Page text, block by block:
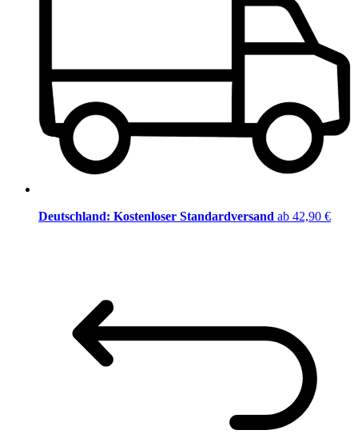
Deutschland: Kostenloser Standardversand ab 42,90 €